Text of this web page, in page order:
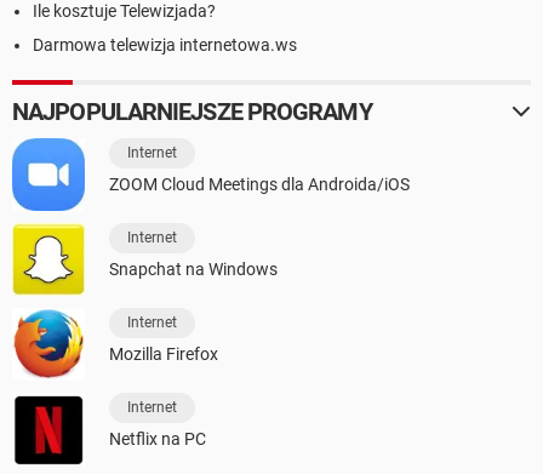
Ile kosztuje Telewizjada?
Darmowa telewizja internetowa.ws
NAJPOPULARNIEJSZE PROGRAMY
Internet
ZOOM Cloud Meetings dla Androida/iOS
Internet
Snapchat na Windows
Internet
Mozilla Firefox
Internet
Netflix na PC